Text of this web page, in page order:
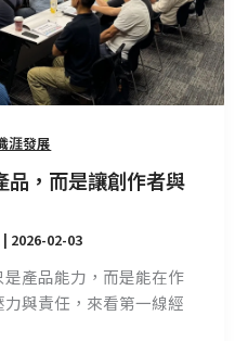
涯發展
，而是讓創作者與
| 2026-02-03
產品能力，而是能在作
與責任，來看第一線經